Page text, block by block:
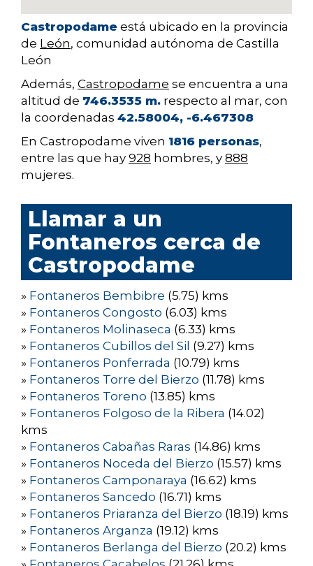
Castropodame está ubicado en la provincia
de León, comunidad autónoma de Castilla
León
Además, Castropodame se encuentra a una
altitud de 746.3535 m. respecto al mar, con
la coordenadas 42.58004, -6.467308
En Castropodame viven 1816 personas,
entre las que hay 928 hombres, y 888
mujeres.
Llamar a un
Fontaneros cerca de
Castropodame
» Fontaneros Bembibre (5.75) kms
» Fontaneros Congosto (6.03) kms
» Fontaneros Molinaseca (6.33) kms
» Fontaneros Cubillos del Sil (9.27) kms
» Fontaneros Ponferrada (10.79) kms
» Fontaneros Torre del Bierzo (11.78) kms
» Fontaneros Toreno (13.85) kms
» Fontaneros Folgoso de la Ribera (14.02)
kms
» Fontaneros Cabañas Raras (14.86) kms
» Fontaneros Noceda del Bierzo (15.57) kms
» Fontaneros Camponaraya (16.62) kms
» Fontaneros Sancedo (16.71) kms
» Fontaneros Priaranza del Bierzo (18.19) kms
» Fontaneros Arganza (19.12) kms
» Fontaneros Berlanga del Bierzo (20.2) kms